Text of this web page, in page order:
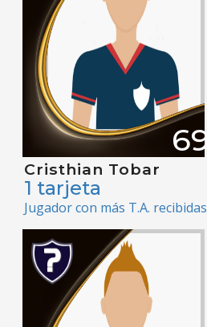
69
Cristhian Tobar
1 tarjeta
Jugador con más T.A. recibidas